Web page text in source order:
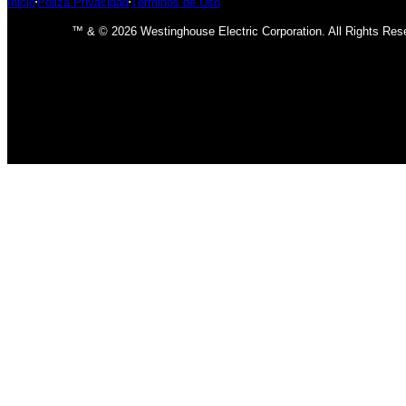
™ & © 2026 Westinghouse Electric Corporation. All Rights